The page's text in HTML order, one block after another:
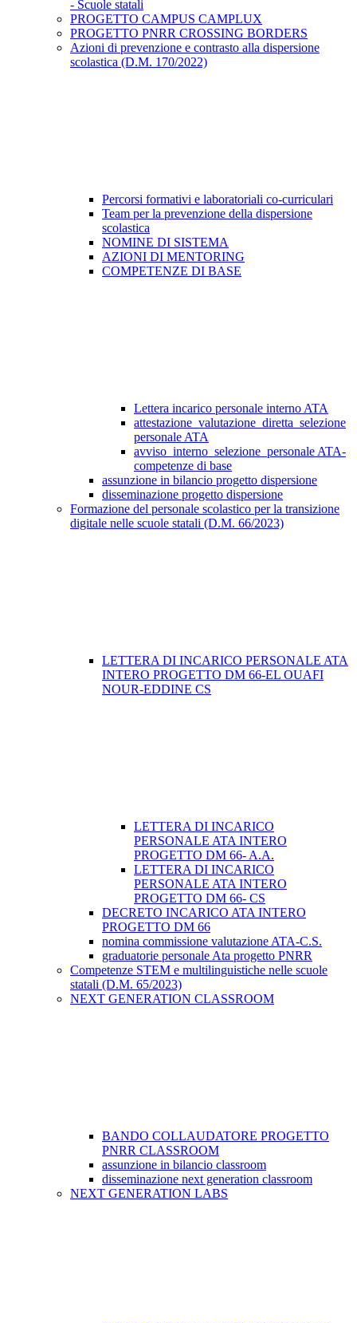
- Scuole statali
PROGETTO CAMPUS CAMPLUX
PROGETTO PNRR CROSSING BORDERS
Azioni di prevenzione e contrasto alla dispersione
scolastica (D.M. 170/2022)
Percorsi formativi e laboratoriali co-curriculari
Team per la prevenzione della dispersione
scolastica
NOMINE DI SISTEMA
AZIONI DI MENTORING
COMPETENZE DI BASE
Lettera incarico personale interno ATA
attestazione_valutazione_diretta_selezione
personale ATA
avviso_interno_selezione_personale ATA-
competenze di base
assunzione in bilancio progetto dispersione
disseminazione progetto dispersione
Formazione del personale scolastico per la transizione
digitale nelle scuole statali (D.M. 66/2023)
LETTERA DI INCARICO PERSONALE ATA
INTERO PROGETTO DM 66-EL OUAFI
NOUR-EDDINE CS
LETTERA DI INCARICO
PERSONALE ATA INTERO
PROGETTO DM 66- A.A.
LETTERA DI INCARICO
PERSONALE ATA INTERO
PROGETTO DM 66- CS
DECRETO INCARICO ATA INTERO
PROGETTO DM 66
nomina commissione valutazione ATA-C.S.
graduatorie personale Ata progetto PNRR
Competenze STEM e multilinguistiche nelle scuole
statali (D.M. 65/2023)
NEXT GENERATION CLASSROOM
BANDO COLLAUDATORE PROGETTO
PNRR CLASSROOM
assunzione in bilancio classroom
disseminazione next generation classroom
NEXT GENERATION LABS